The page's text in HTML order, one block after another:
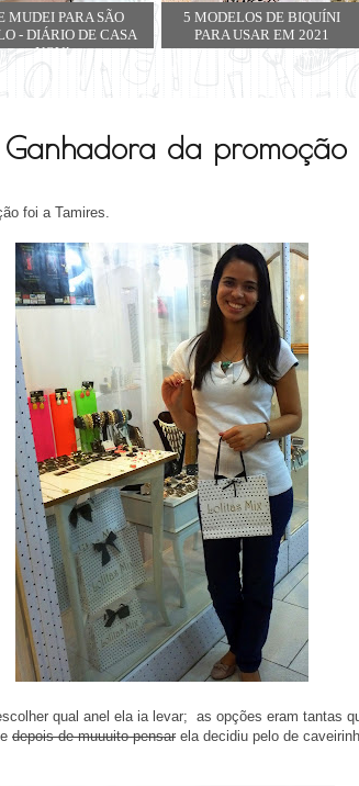
MUDEI PARA SÃO
- DIÁRIO DE CASA
NOVA
5 MODELOS DE BIQUÍNI
PARA USAR EM 2021
Ganhadora da promoção
foi a Tamires.
qual anel ela ia levar; as opções eram tantas
depois de muuuito pensar ela decidiu pelo de